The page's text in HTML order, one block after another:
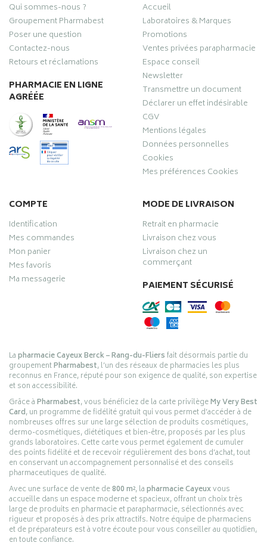
Qui sommes-nous ?
Groupement Pharmabest
Poser une question
Contactez-nous
Retours et réclamations
PHARMACIE EN LIGNE
AGRÉÉE
Accueil
Laboratoires & Marques
Promotions
Ventes privées parapharmacie
Espace conseil
Newsletter
Transmettre un document
Déclarer un effet indésirable
CGV
Mentions légales
Données personnelles
Cookies
Mes préférences Cookies
COMPTE
Identification
Mes commandes
Mon panier
Mes favoris
Ma messagerie
MODE DE LIVRAISON
Retrait en pharmacie
Livraison chez vous
Livraison chez un
commerçant
PAIEMENT SÉCURISÉ
Lapharmacie Cayeux Berck – Rang-du-Fliersfait désormais partie du
groupementPharmabest, l’un des réseaux de pharmacies les plus
reconnus en France, réputé pour son exigence de qualité, son expertise
et son accessibilité.
Grâce àPharmabest, vous bénéficiez de la carte privilègeMy Very Best
Card, un programme de fidélité gratuit qui vous permet d’accéder à de
nombreuses offres sur une large sélection de produits cosmétiques,
dermo-cosmétiques, diététiques et bien-être, proposés par les plus
grands laboratoires. Cette carte vous permet également de cumuler
des points fidélité et de recevoir régulièrement des bons d’achat, tout
en conservant un accompagnement personnalisé et des conseils
pharmaceutiques de qualité.
Avec une surface de vente de800 m², lapharmacie Cayeuxvous
accueille dans un espace moderne et spacieux, offrant un choix très
large de produits en pharmacie et parapharmacie, sélectionnés avec
rigueur et proposés à des prix attractifs. Notre équipe de pharmaciens
et de préparateurs est à votre écoute pour vous conseiller au quotidien,
en toute confiance.